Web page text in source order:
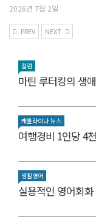
2026년 7월 2일
PREV NEXT
컬럼
마틴 루터킹의 생애
캐롤라이나 뉴스
여행경비 1인당 4
생활영어
실용적인 영어회